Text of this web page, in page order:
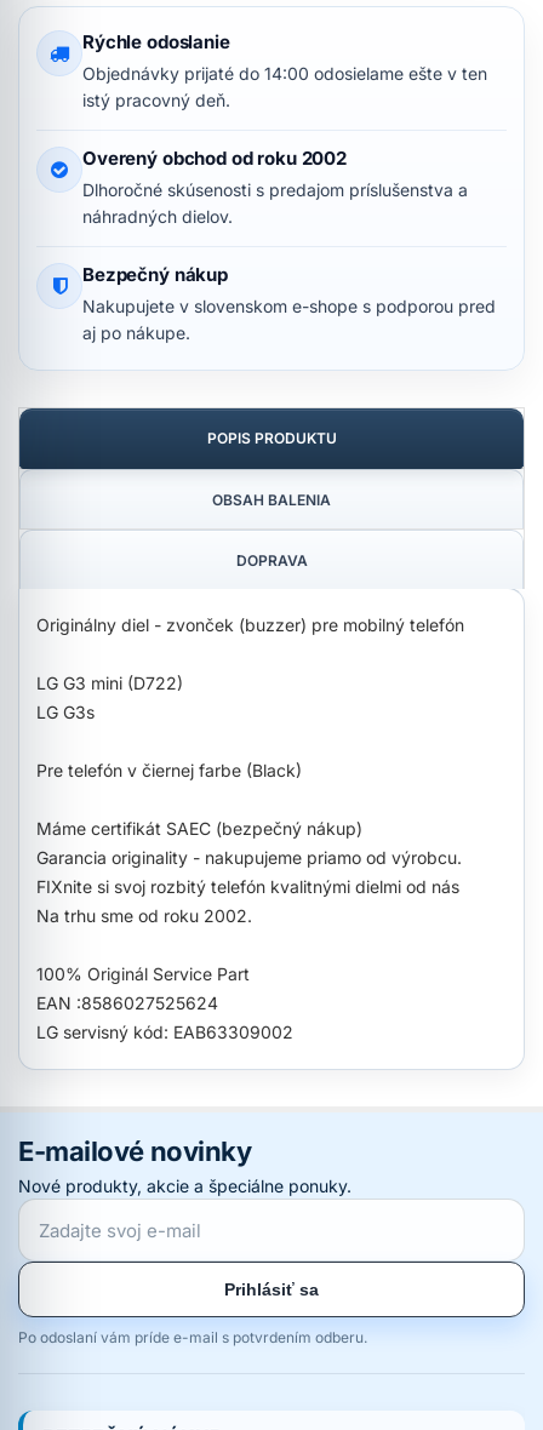
Rýchle odoslanie
Objednávky prijaté do 14:00 odosielame ešte v ten
istý pracovný deň.
Overený obchod od roku 2002
Dlhoročné skúsenosti s predajom príslušenstva a
náhradných dielov.
Bezpečný nákup
Nakupujete v slovenskom e-shope s podporou pred
aj po nákupe.
POPIS PRODUKTU
OBSAH BALENIA
DOPRAVA
Originálny diel - zvonček (buzzer) pre mobilný telefón
LG G3 mini (D722)
LG G3s
Pre telefón v čiernej farbe (Black)
Máme certifikát SAEC (bezpečný nákup)
Garancia originality - nakupujeme priamo od výrobcu.
FIXnite si svoj rozbitý telefón kvalitnými dielmi od nás
Na trhu sme od roku 2002.
100% Originál Service Part
EAN :8586027525624
LG servisný kód: EAB63309002
E-mailové novinky
Nové produkty, akcie a špeciálne ponuky.
Prihlásiť sa
Po odoslaní vám príde e-mail s potvrdením odberu.